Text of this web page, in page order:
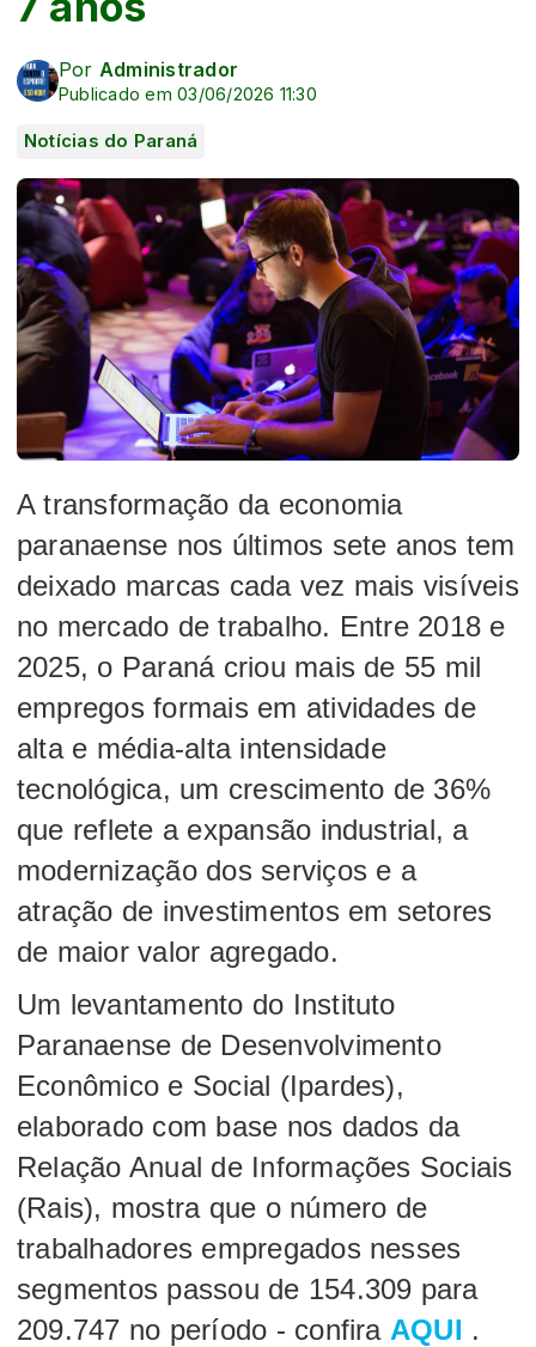
Por Administrador
Publicado em 03/06/2026 11:30
Notícias do Paraná
A transformação da economia
paranaense nos últimos sete anos tem
deixado marcas cada vez mais visíveis
no mercado de trabalho. Entre 2018 e
2025, o Paraná criou mais de 55 mil
empregos formais em atividades de
alta e média-alta intensidade
tecnológica, um crescimento de 36%
que reflete a expansão industrial, a
modernização dos serviços e a
atração de investimentos em setores
de maior valor agregado.
Um levantamento do Instituto
Paranaense de Desenvolvimento
Econômico e Social (Ipardes),
elaborado com base nos dados da
Relação Anual de Informações Sociais
(Rais), mostra que o número de
trabalhadores empregados nesses
segmentos passou de 154.309 para
209.747 no período - confira AQUI .